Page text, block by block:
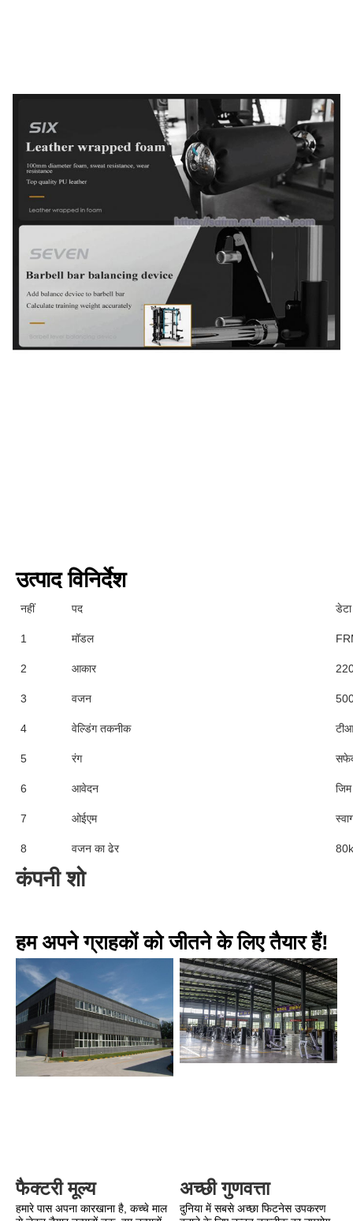
उत्पाद विनिर्देश
नहीं पद डेटा
1 मॉडल
2 आकार
3 वजन
4 वेल्डिंग तकनीक
5 रंग
6 आवेदन
7 ओईएम
8 वजन का ढेर
कंपनी शो
हम अपने ग्राहकों को जीतने के लिए तैयार हैं!
फैक्टरी मूल्य
हमारे पास अपना कारखाना है, कच्चे माल
अच्छी गुणवत्ता
दुनिया में सबसे अच्छा फिटनेस उपकरण